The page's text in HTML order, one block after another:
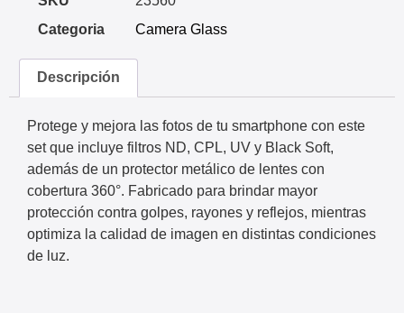
Categoria
Camera Glass
Descripción
Protege y mejora las fotos de tu smartphone con este
set que incluye filtros ND, CPL, UV y Black Soft,
además de un protector metálico de lentes con
cobertura 360°. Fabricado para brindar mayor
protección contra golpes, rayones y reflejos, mientras
optimiza la calidad de imagen en distintas condiciones
de luz.